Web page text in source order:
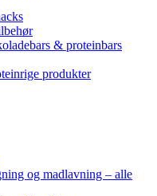
& proteinbars
produkter
og madlavning – alle